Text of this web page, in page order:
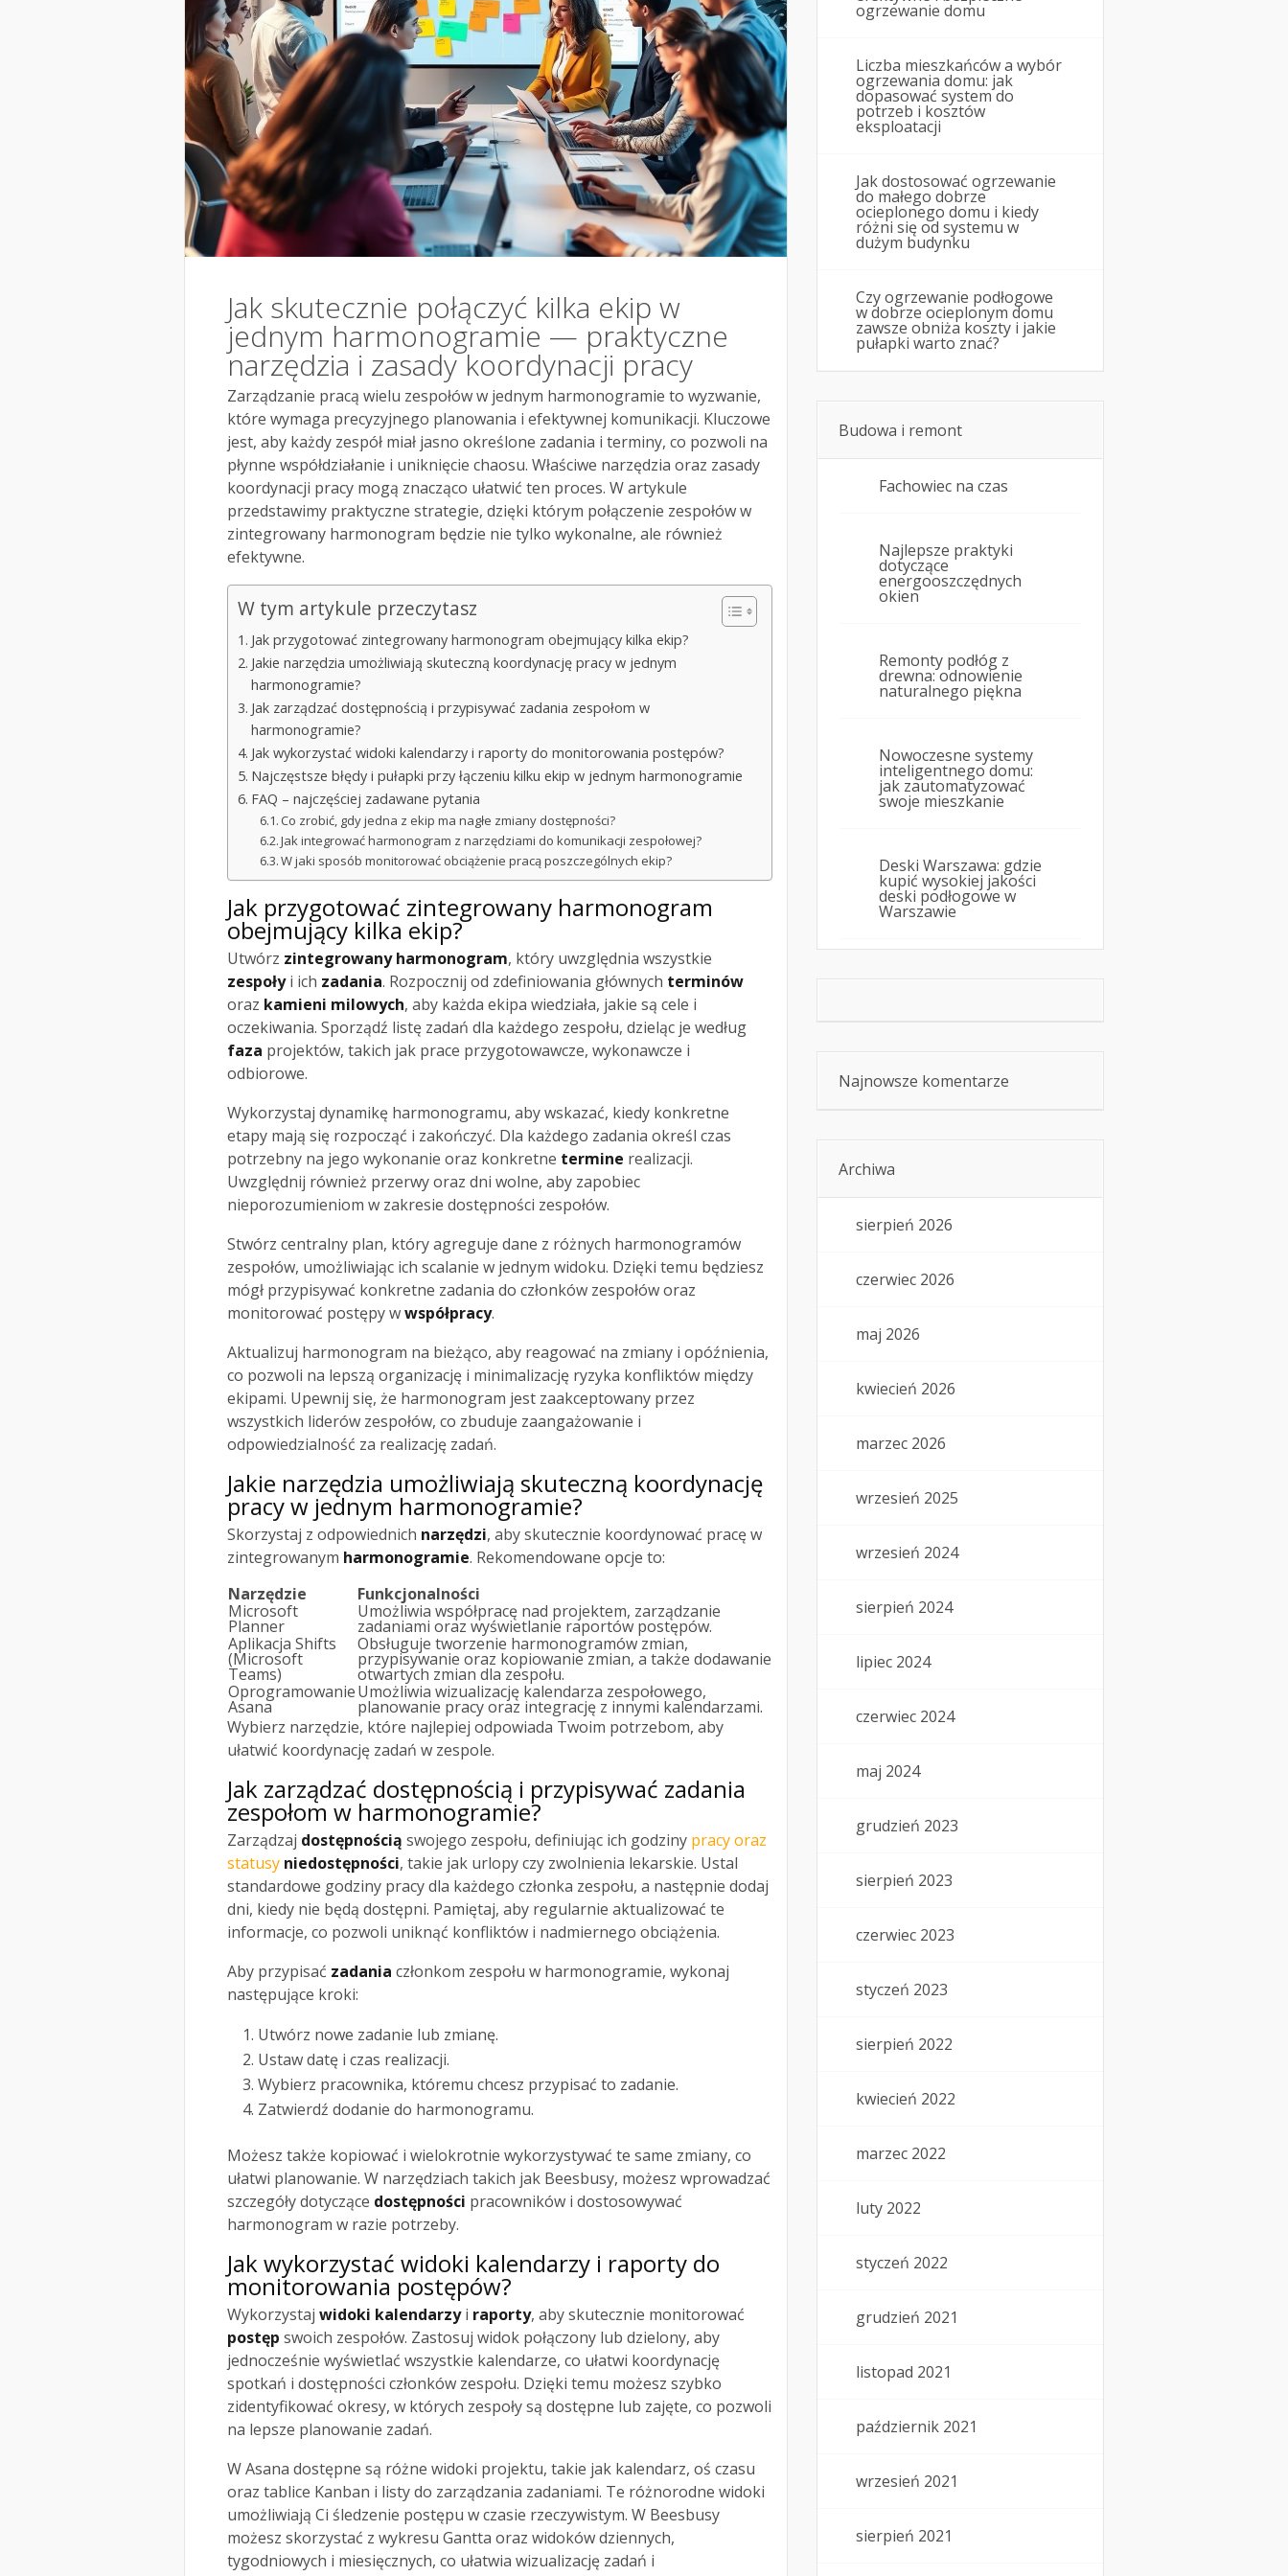
Jak skutecznie połączyć kilka ekip w
jednym harmonogramie — praktyczne
narzędzia i zasady koordynacji pracy
Zarządzanie pracą wielu zespołów w jednym harmonogramie to wyzwanie,
które wymaga precyzyjnego planowania i efektywnej komunikacji. Kluczowe
jest, aby każdy zespół miał jasno określone zadania i terminy, co pozwoli na
płynne współdziałanie i uniknięcie chaosu. Właściwe narzędzia oraz zasady
koordynacji pracy mogą znacząco ułatwić ten proces. W artykule
przedstawimy praktyczne strategie, dzięki którym połączenie zespołów w
zintegrowany harmonogram będzie nie tylko wykonalne, ale również
efektywne.
W tym artykule przeczytasz
Jak przygotować zintegrowany harmonogram obejmujący kilka ekip?
Jakie narzędzia umożliwiają skuteczną koordynację pracy w jednym
harmonogramie?
Jak zarządzać dostępnością i przypisywać zadania zespołom w
harmonogramie?
Jak wykorzystać widoki kalendarzy i raporty do monitorowania postępów?
Najczęstsze błędy i pułapki przy łączeniu kilku ekip w jednym harmonogramie
FAQ – najczęściej zadawane pytania
Co zrobić, gdy jedna z ekip ma nagłe zmiany dostępności?
Jak integrować harmonogram z narzędziami do komunikacji zespołowej?
W jaki sposób monitorować obciążenie pracą poszczególnych ekip?
Jak przygotować zintegrowany harmonogram
obejmujący kilka ekip?
Utwórz zintegrowany harmonogram, który uwzględnia wszystkie
zespołyi ich zadania. Rozpocznij od zdefiniowania głównych terminów
oraz kamieni milowych, aby każda ekipa wiedziała, jakie są cele i
oczekiwania. Sporządź listę zadań dla każdego zespołu, dzieląc je według
faza projektów, takich jak prace przygotowawcze, wykonawcze i
odbiorowe.
Wykorzystaj dynamikę harmonogramu, aby wskazać, kiedy konkretne
etapy mają się rozpocząć i zakończyć. Dla każdego zadania określ czas
potrzebny na jego wykonanie oraz konkretne termine realizacji.
Uwzględnij również przerwy oraz dni wolne, aby zapobiec
nieporozumieniom w zakresie dostępności zespołów.
Stwórz centralny plan, który agreguje dane z różnych harmonogramów
zespołów, umożliwiając ich scalanie w jednym widoku. Dzięki temu będziesz
mógł przypisywać konkretne zadania do członków zespołów oraz
monitorować postępy wwspółpracy.
Aktualizuj harmonogram na bieżąco, aby reagować na zmiany i opóźnienia,
co pozwoli na lepszą organizację i minimalizację ryzyka konfliktów między
ekipami. Upewnij się, że harmonogram jest zaakceptowany przez
wszystkich liderów zespołów, co zbuduje zaangażowanie i
odpowiedzialność za realizację zadań.
Jakie narzędzia umożliwiają skuteczną koordynację
pracy w jednym harmonogramie?
Skorzystaj z odpowiednich narzędzi, aby skutecznie koordynować pracę w
zintegrowanym harmonogramie. Rekomendowane opcje to:
Narzędzie
Funkcjonalności
Microsoft
Planner
Umożliwia współpracę nad projektem, zarządzanie
zadaniami oraz wyświetlanie raportów postępów.
Aplikacja Shifts
(Microsoft
Teams)
Obsługuje tworzenie harmonogramów zmian,
przypisywanie oraz kopiowanie zmian, a także dodawanie
otwartych zmian dla zespołu.
Oprogramowanie
Asana
Umożliwia wizualizację kalendarza zespołowego,
planowanie pracy oraz integrację z innymi kalendarzami.
Wybierz narzędzie, które najlepiej odpowiada Twoim potrzebom, aby
ułatwić koordynację zadań w zespole.
Jak zarządzać dostępnością i przypisywać zadania
zespołom w harmonogramie?
Zarządzaj dostępnością swojego zespołu, definiując ich godziny pracy oraz
statusy niedostępności, takie jak urlopy czy zwolnienia lekarskie. Ustal
standardowe godziny pracy dla każdego członka zespołu, a następnie dodaj
dni, kiedy nie będą dostępni. Pamiętaj, aby regularnie aktualizować te
informacje, co pozwoli uniknąć konfliktów i nadmiernego obciążenia.
Aby przypisać zadania członkom zespołu w harmonogramie, wykonaj
następujące kroki:
Utwórz nowe zadanie lub zmianę.
Ustaw datę i czas realizacji.
Wybierz pracownika, któremu chcesz przypisać to zadanie.
Zatwierdź dodanie do harmonogramu.
Możesz także kopiować i wielokrotnie wykorzystywać te same zmiany, co
ułatwi planowanie. W narzędziach takich jak Beesbusy, możesz wprowadzać
szczegóły dotyczące dostępności pracowników i dostosowywać
harmonogram w razie potrzeby.
Jak wykorzystać widoki kalendarzy i raporty do
monitorowania postępów?
Wykorzystaj widoki kalendarzyi raporty, aby skutecznie monitorować
postęp swoich zespołów. Zastosuj widok połączony lub dzielony, aby
jednocześnie wyświetlać wszystkie kalendarze, co ułatwi koordynację
spotkań i dostępności członków zespołu. Dzięki temu możesz szybko
zidentyfikować okresy, w których zespoły są dostępne lub zajęte, co pozwoli
na lepsze planowanie zadań.
W Asana dostępne są różne widoki projektu, takie jak kalendarz, oś czasu
oraz tablice Kanban i listy do zarządzania zadaniami. Te różnorodne widoki
umożliwiają Ci śledzenie postępu w czasie rzeczywistym. W Beesbusy
możesz skorzystać z wykresu Gantta oraz widoków dziennych,
tygodniowych i miesięcznych, co ułatwia wizualizację zadań i
ogrzewanie domu
Liczba mieszkańców a wybór
ogrzewania domu: jak
dopasować system do
potrzeb i kosztów
eksploatacji
Jak dostosować ogrzewanie
do małego dobrze
ocieplonego domu i kiedy
różni się od systemu w
dużym budynku
Czy ogrzewanie podłogowe
w dobrze ocieplonym domu
zawsze obniża koszty i jakie
pułapki warto znać?
Budowa i remont
Fachowiec na czas
Najlepsze praktyki
dotyczące
energooszczędnych
okien
Remonty podłóg z
drewna: odnowienie
naturalnego piękna
Nowoczesne systemy
inteligentnego domu:
jak zautomatyzować
swoje mieszkanie
Deski Warszawa: gdzie
kupić wysokiej jakości
deski podłogowe w
Warszawie
Najnowsze komentarze
Archiwa
sierpień 2026
czerwiec 2026
maj 2026
kwiecień 2026
marzec 2026
wrzesień 2025
wrzesień 2024
sierpień 2024
lipiec 2024
czerwiec 2024
maj 2024
grudzień 2023
sierpień 2023
czerwiec 2023
styczeń 2023
sierpień 2022
kwiecień 2022
marzec 2022
luty 2022
styczeń 2022
grudzień 2021
listopad 2021
październik 2021
wrzesień 2021
sierpień 2021